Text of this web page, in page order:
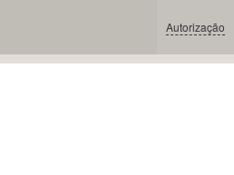
Autorização